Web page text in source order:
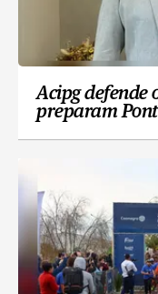
Acipg defende
preparam